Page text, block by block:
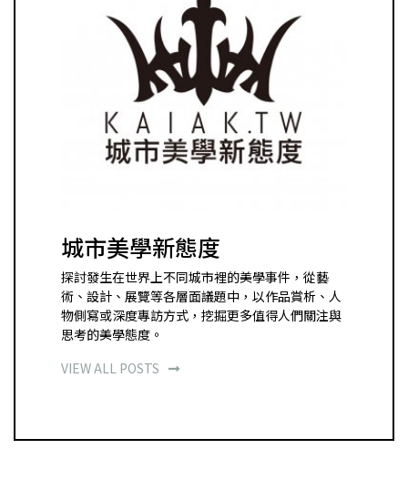
城市美學新態度
探討發生在世界上不同城市裡的美學事件，從藝
術、設計、展覽等各層面議題中，以作品賞析、人
物側寫或深度專訪方式，挖掘更多值得人們關注與
思考的美學態度。
VIEW ALL POSTS